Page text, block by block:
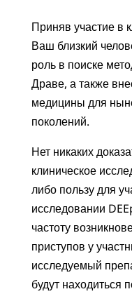
Приняв участие в
Ваш близкий
роль в поиске
Драве, а также
медицины для
поколений.
Нет никаких
клиническое
либо пользу для
исследовании
частоту
приступов у
исследуемый
будут находиться